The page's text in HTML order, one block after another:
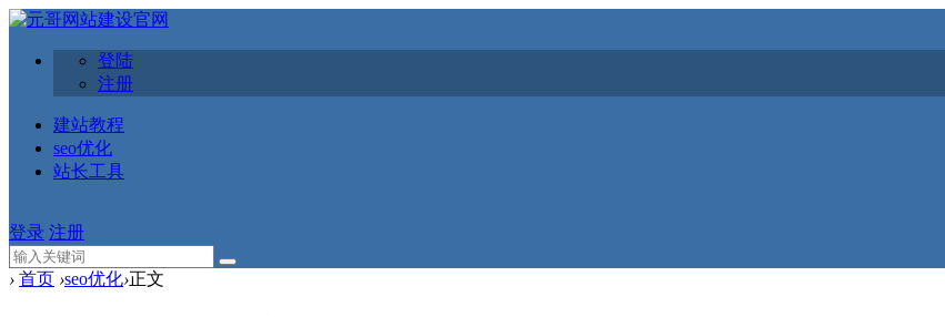
登陆
注册
建站教程
seo优化
站长工具
登录 注册
› 首页 ›seo优化›正文